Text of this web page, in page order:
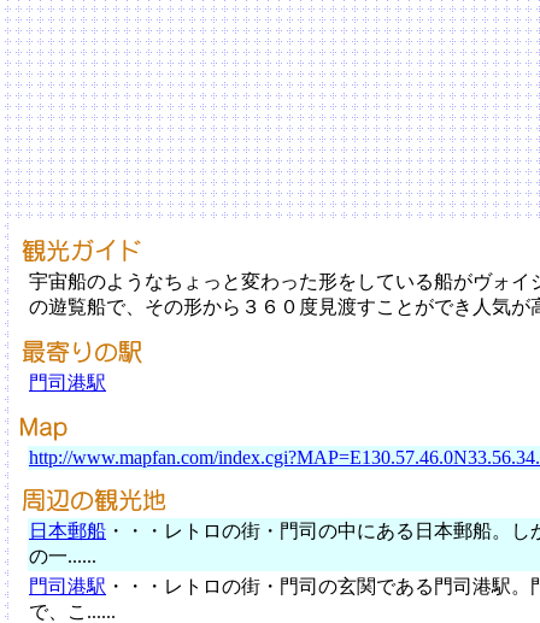
宇宙船のようなちょっと変わった形をしている船がヴォ
の遊覧船で、その形から３６０度見渡すことができ人気が
門司港駅
http://www.mapfan.com/
日本郵船 ・・・レトロの街・門司の中にある日本郵船。
の一......
門司港駅 ・・・レトロの街・門司の玄関である門司港駅
で、こ......